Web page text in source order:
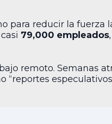
para reducir la fuerza
79,000 empleados
remoto. Semanas
“reportes